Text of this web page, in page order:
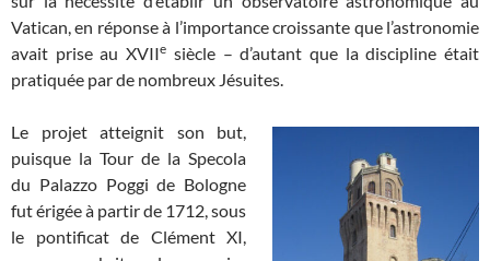
Vatican, en réponse à l’importance croissante que l’astronomie
avait prise au XVIIe siècle – d’autant que la discipline était
pratiquée par de nombreux Jésuites.
Le projet atteignit son but,
puisque la Tour de la Specola
du Palazzo Poggi de Bologne
fut érigée à partir de 1712, sous
le pontificat de Clément XI,